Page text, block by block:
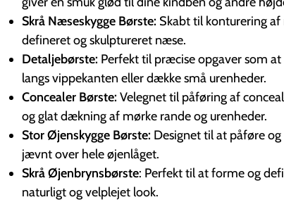
Skrå Næseskygge Børste: Skabt til konturering
defineret og skulptureret næse.
Detaljebørste: Perfekt til præcise opgaver som
langs vippekanten eller dække små urenheder.
Concealer Børste: Velegnet til påføring af
og glat dækning af mørke rande og urenheder.
Stor Øjenskygge Børste: Designet til at påføre
jævnt over hele øjenlåget.
Skrå Øjenbrynsbørste: Perfekt til at forme og
naturligt og velplejet look.